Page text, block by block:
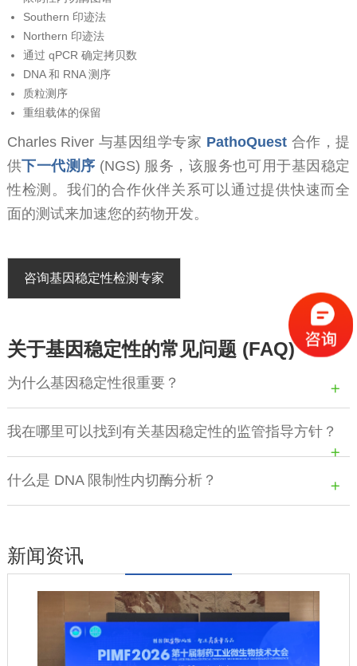
Southern 印迹法
Northern 印迹法
通过 qPCR 确定拷贝数
DNA 和 RNA 测序
质粒测序
重组载体的保留
Charles River 与基因组学专家 PathoQuest 合作，提
供下一代测序 (NGS) 服务，该服务也可用于基因稳定
性检测。我们的合作伙伴关系可以通过提供快速而全
面的测试来加速您的药物开发。
咨询基因稳定性检测专家
关于基因稳定性的常见问题 (FAQ)
为什么基因稳定性很重要？
我在哪里可以找到有关基因稳定性的监管指导方针？
什么是 DNA 限制性内切酶分析？
新闻资讯